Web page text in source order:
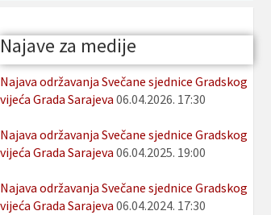
Najave za medije
Najava održavanja Svečane sjednice Gradskog
vijeća Grada Sarajeva 06.04.2026. 17:30
Najava održavanja Svečane sjednice Gradskog
vijeća Grada Sarajeva 06.04.2025. 19:00
Najava održavanja Svečane sjednice Gradskog
vijeća Grada Sarajeva 06.04.2024. 17:30